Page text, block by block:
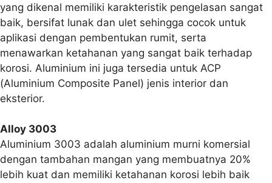
yang dikenal memiliki karakteristik pengelasan sangat
baik, bersifat lunak dan ulet sehingga cocok untuk
aplikasi dengan pembentukan rumit, serta
menawarkan ketahanan yang sangat baik terhadap
korosi. Aluminium ini juga tersedia untuk ACP
(Aluminium Composite Panel) jenis interior dan
eksterior.
Alloy 3003
Aluminium 3003 adalah aluminium murni komersial
dengan tambahan mangan yang membuatnya 20%
lebih kuat dan memiliki ketahanan korosi lebih baik